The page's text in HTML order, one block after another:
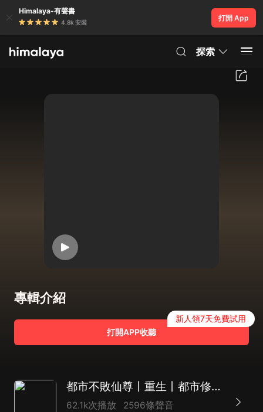
Himalaya-有聲書
4.8k 安裝
打開 App
探索
專輯介紹
打開APP收聽
新人領7天免費試用
都市不敗仙尊丨重生丨都市修仙丨熱血爽文丨玄幻丨爆更丨AI多播
62.1k次播放 2596條聲音